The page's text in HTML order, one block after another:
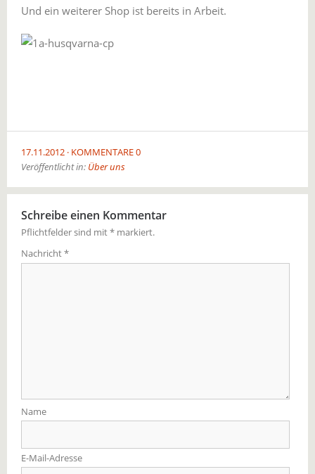
Und ein weiterer Shop ist bereits in Arbeit.
17.11.2012 KOMMENTARE 0
Veröffentlicht in: Über uns
Schreibe einen Kommentar
Pflichtfelder sind mit* markiert.
Nachricht*
Name
E-Mail-Adresse